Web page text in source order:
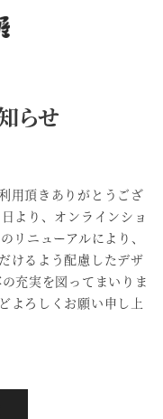
らせ
用頂きありがとうござ
より、オンラインショ
リニューアルにより、
けるよう配慮したデザ
充実を図ってまいりま
よろしくお願い申し上